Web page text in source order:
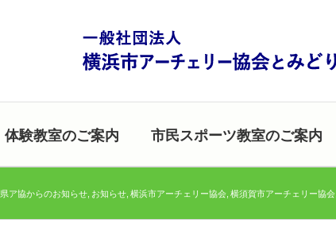
体験教室のご案内 市民スポーツ教室のご案内
ア協からのお知らせ お知らせ 横浜市アーチェリー協会 横須賀市アーチェリー協会